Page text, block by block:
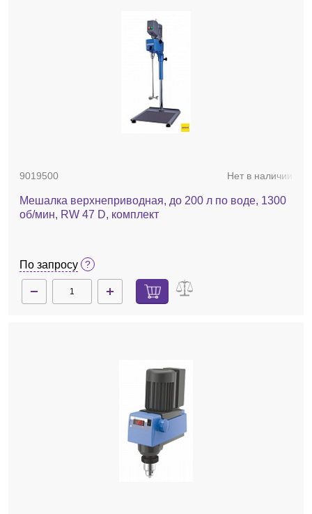
9019500 Нет в наличии
Мешалка верхнеприводная, до 200 л по воде, 1300
об/мин, RW 47 D, комплект
По запросу